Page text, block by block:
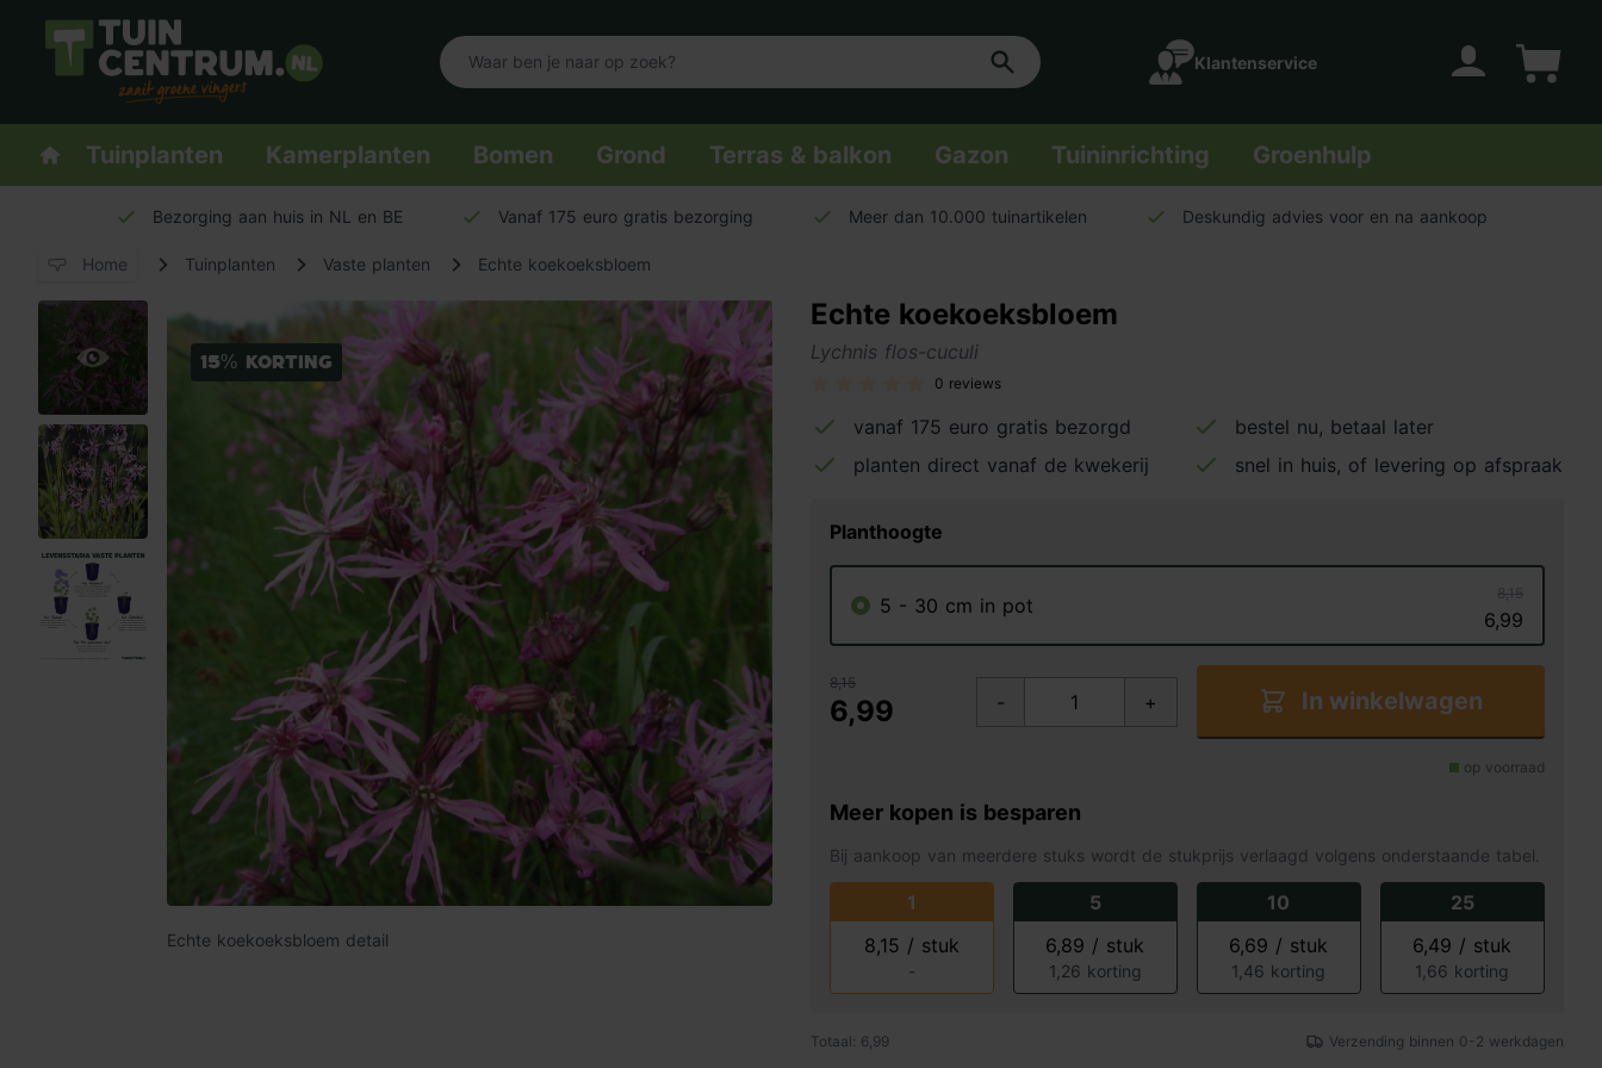
Logo Tuincentrum.nl
Klantenservice
Homepage
Tuinplanten Kamerplanten Bomen Grond Terras & balkon Gazon Tuininrichting Groenhulp
Bezorging aan huis in NL en BE Vanaf 175 euro gratis bezorging Meer dan 10.000 tuinartikelen Deskundig advies voor en na aankoop
Home Tuinplanten Vaste planten Echte koekoeksbloem
15% korting
Echte koekoeksbloem detail
Echte koekoeksbloem
Lychnis flos-cuculi
0 reviews
vanaf 175 euro gratis bezorgd
bestel nu, betaal later
planten direct vanaf de kwekerij
snel in huis, of levering op afspraak
Planthoogte
5 - 30 cm in pot
8,15
6,99
8,15
6,99 - + In winkelwagen
op voorraad
Meer kopen is besparen
Bij aankoop van meerdere stuks wordt de stukprijs verlaagd volgens onderstaande tabel.
1
8,15 / stuk
-
5
6,89 / stuk
1,26 korting
10
6,69 / stuk
1,46 korting
25
6,49 / stuk
1,66 korting
Totaal: 6,99 Verzending binnen 0-2 werkdagen